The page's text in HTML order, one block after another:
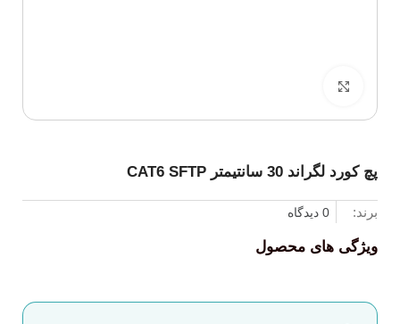
پچ کورد لگراند 30 سانتیمتر CAT6 SFTP
برند: 0 دیدگاه
ویژگی های محصول